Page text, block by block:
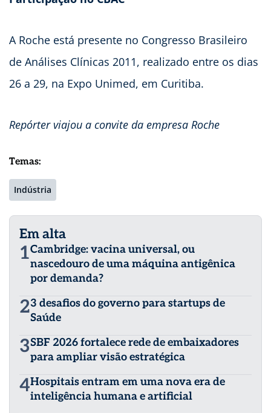
A Roche está presente no Congresso Brasileiro
de Análises Clínicas 2011, realizado entre os dias
26 a 29, na Expo Unimed, em Curitiba.
Repórter viajou a convite da empresa Roche
Temas:
Indústria
Em alta
1Cambridge: vacina universal, ou
nascedouro de uma máquina antigênica
por demanda?
23 desafios do governo para startups de
Saúde
3SBF 2026 fortalece rede de embaixadores
para ampliar visão estratégica
4Hospitais entram em uma nova era de
inteligência humana e artificial